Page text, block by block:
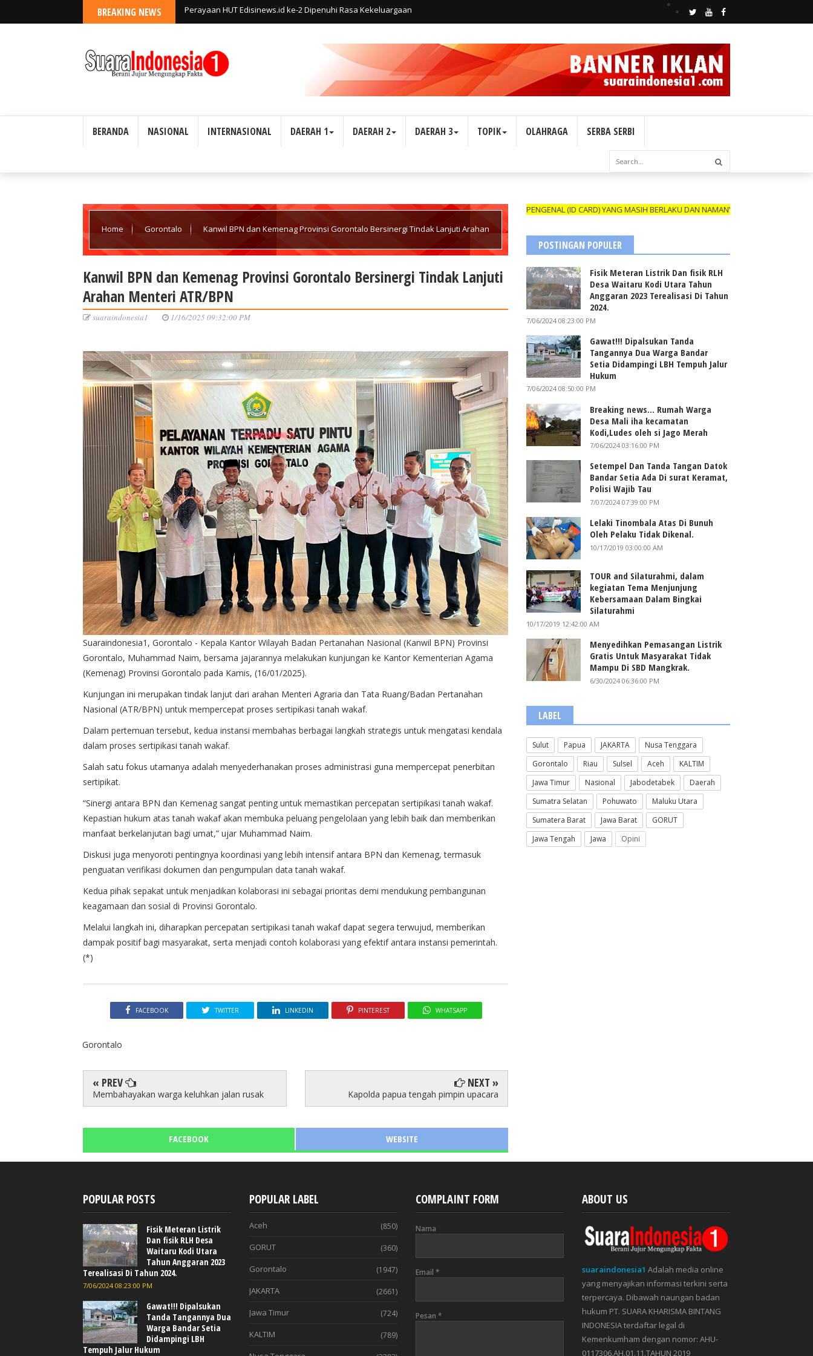
BREAKING NEWS Perayaan HUT Edisinews.id ke-2 Dipenuhi Rasa Kekeluargaan
BERANDA NASIONAL INTERNASIONAL DAERAH 1 DAERAH 2 DAERAH 3 TOPIK OLAHRAGA SERBA SERBI
Home Gorontalo Kanwil BPN dan Kemenag Provinsi Gorontalo Bersinergi Tindak Lanjuti Arahan
Kanwil BPN dan Kemenag Provinsi Gorontalo Bersinergi Tindak Lanjuti
Arahan Menteri ATR/BPN
suaraindonesia1 1/16/2025 09:32:00 PM
Suaraindonesia1, Gorontalo - Kepala Kantor Wilayah Badan Pertanahan Nasional (Kanwil BPN) Provinsi
Gorontalo, Muhammad Naim, bersama jajarannya melakukan kunjungan ke Kantor Kementerian Agama
(Kemenag) Provinsi Gorontalo pada Kamis, (16/01/2025).
Kunjungan ini merupakan tindak lanjut dari arahan Menteri Agraria dan Tata Ruang/Badan Pertanahan
Nasional (ATR/BPN) untuk mempercepat proses sertipikasi tanah wakaf.
Dalam pertemuan tersebut, kedua instansi membahas berbagai langkah strategis untuk mengatasi kendala
dalam proses sertipikasi tanah wakaf.
Salah satu fokus utamanya adalah menyederhanakan proses administrasi guna mempercepat penerbitan
sertipikat.
“Sinergi antara BPN dan Kemenag sangat penting untuk memastikan percepatan sertipikasi tanah wakaf.
Kepastian hukum atas tanah wakaf akan membuka peluang pengelolaan yang lebih baik dan memberikan
manfaat berkelanjutan bagi umat,” ujar Muhammad Naim.
Diskusi juga menyoroti pentingnya koordinasi yang lebih intensif antara BPN dan Kemenag, termasuk
penguatan verifikasi dokumen dan pengumpulan data tanah wakaf.
Kedua pihak sepakat untuk menjadikan kolaborasi ini sebagai prioritas demi mendukung pembangunan
keagamaan dan sosial di Provinsi Gorontalo.
Melalui langkah ini, diharapkan percepatan sertipikasi tanah wakaf dapat segera terwujud, memberikan
dampak positif bagi masyarakat, serta menjadi contoh kolaborasi yang efektif antara instansi pemerintah.
(*)
FACEBOOK TWITTER LINKEDIN PINTEREST WHATSAPP
Gorontalo
« PREV
Membahayakan warga keluhkan jalan rusak
NEXT »
Kapolda papua tengah pimpin upacara
FACEBOOK WEBSITE
WARTAWAN SUARA INDONESIA1 DIBEKALI TANDA PENGENAL (ID CARD) YANG MASIH BERLAKU DAN NAMANYA TERCANTUM DALAM
POSTINGAN POPULER
Fisik Meteran Listrik Dan fisik RLH
Desa Waitaru Kodi Utara Tahun
Anggaran 2023 Terealisasi Di Tahun
2024.
7/06/2024 08:23:00 PM
Gawat!!! Dipalsukan Tanda
Tangannya Dua Warga Bandar
Setia Didampingi LBH Tempuh Jalur
Hukum
7/06/2024 08:50:00 PM
Breaking news... Rumah Warga
Desa Mali iha kecamatan
Kodi,Ludes oleh si Jago Merah
7/06/2024 03:16:00 PM
Setempel Dan Tanda Tangan Datok
Bandar Setia Ada Di surat Keramat,
Polisi Wajib Tau
7/07/2024 07:39:00 PM
Lelaki Tinombala Atas Di Bunuh
Oleh Pelaku Tidak Dikenal.
10/17/2019 03:00:00 AM
TOUR and Silaturahmi, dalam
kegiatan Tema Menjunjung
Kebersamaan Dalam Bingkai
Silaturahmi
10/17/2019 12:42:00 AM
Menyedihkan Pemasangan Listrik
Gratis Untuk Masyarakat Tidak
Mampu Di SBD Mangkrak.
6/30/2024 06:36:00 PM
LABEL
Sulut Papua JAKARTA
Nusa Tenggara
Gorontalo
Riau Sulsel Aceh
KALTIM
Jawa Timur
Nasional Jabodetabek
Daerah
Sumatra Selatan
Pohuwato
Maluku Utara
Sumatera Barat
Jawa Barat
GORUT
Jawa Tengah
Jawa Opini
POPULAR POSTS
Fisik Meteran Listrik
Dan fisik RLH Desa
Waitaru Kodi Utara
Tahun Anggaran 2023
Terealisasi Di Tahun 2024.
7/06/2024 08:23:00 PM
Gawat!!! Dipalsukan
Tanda Tangannya Dua
Warga Bandar Setia
Didampingi LBH
Tempuh Jalur Hukum
POPULAR LABEL
Aceh (850)
GORUT (360)
Gorontalo (1947)
JAKARTA (2661)
Jawa Timur (724)
KALTIM (789)
COMPLAINT FORM
Nama
Email *
Pesan *
ABOUT US
suaraindonesia1 Adalah media online
yang menyajikan informasi terkini serta
terpercaya. Dibawah naungan badan
hukum PT. SUARA KHARISMA BINTANG
INDONESIA terdaftar legal di
Kemenkumham dengan nomor: AHU-
0117306.AH.01.11.TAHUN 2019